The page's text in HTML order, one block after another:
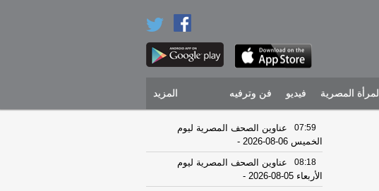
المرأة المصرية فيديو فن وترفيه المزيد
07:59
عناوين الصحف المصرية ليوم
الخميس 06-08-2026
-
08:18
عناوين الصحف المصرية ليوم
الأربعاء 05-08-2026
-